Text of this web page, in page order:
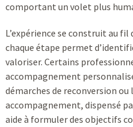
comportant un volet plus
L’expérience se construit au
chaque étape permet
valoriser. Certains
accompagnement
démarches de reconversion
accompagnement, dispensé
aide à formuler des objectifs